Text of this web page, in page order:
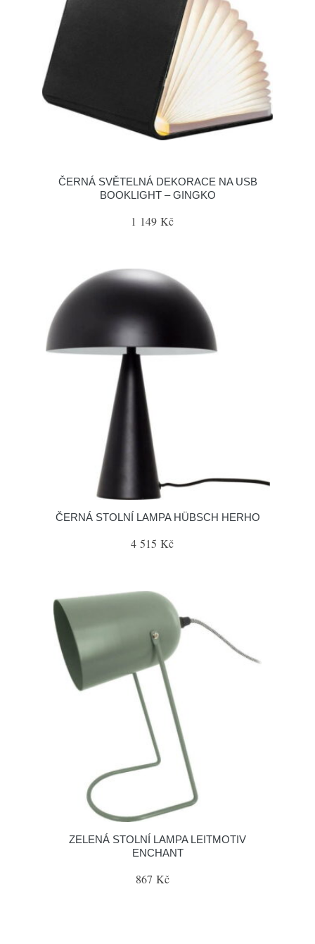
ČERNÁ SVĚTELNÁ DEKORACE NA USB
BOOKLIGHT – GINGKO
1 149 Kč
ČERNÁ STOLNÍ LAMPA HÜBSCH HERHO
4 515 Kč
ZELENÁ STOLNÍ LAMPA LEITMOTIV
ENCHANT
867 Kč